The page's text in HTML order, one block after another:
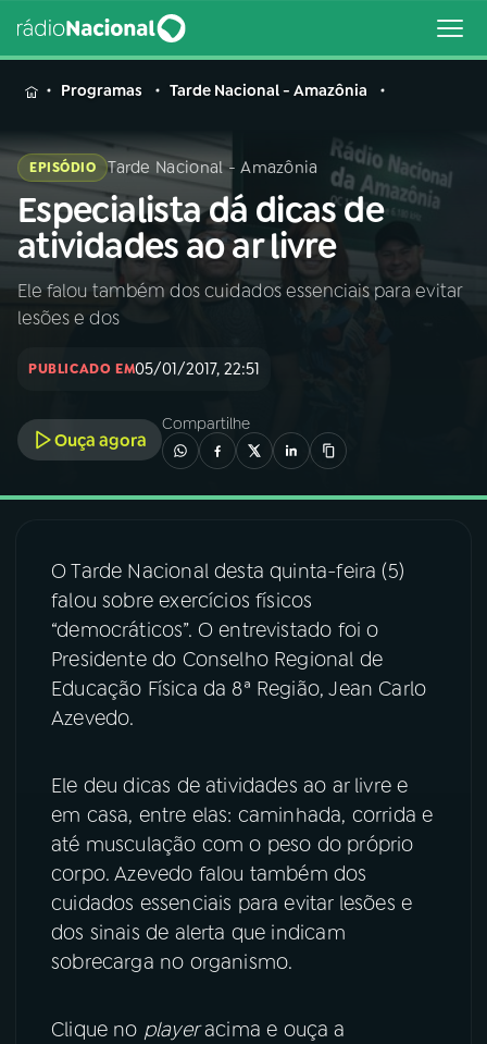
MENU
Buscar
na
Rádio
Nacional
Buscar
04PROGRAMAS
05 PODCASTS
07 ÚLTIMAS
08FESTIVAL DE MÚSICA
ACOMPANHE A RÁDIO NACIONAL
Programas Tarde Nacional - Amazônia
EPISÓDIO Tarde Nacional - Amazônia
Especialista dá dicas de
atividades ao ar livre
Ele falou também dos cuidados essenciais para evitar
lesões e dos
PUBLICADO EM05/01/2017, 22:51
Ouça agora
Compartilhe
O Tarde Nacional desta quinta-feira (5)
falou sobre exercícios físicos
“democráticos”. O entrevistado foi o
Presidente do Conselho Regional de
Educação Física da 8ª Região, Jean Carlo
Azevedo.
Ele deu dicas de atividades ao ar livre e
em casa, entre elas: caminhada, corrida e
até musculação com o peso do próprio
corpo. Azevedo falou também dos
cuidados essenciais para evitar lesões e
dos sinais de alerta que indicam
sobrecarga no organismo.
Clique no playeracima e ouça a